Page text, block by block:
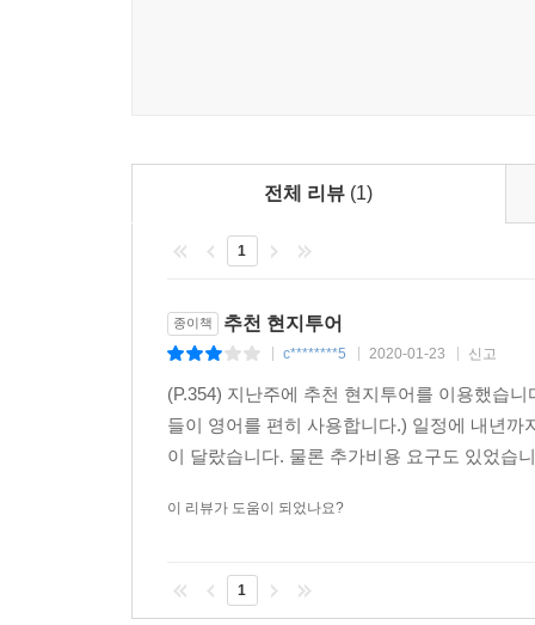
어디서 자느냐는 여행의 컨디션을 좌우할 만큼
쉬고 싶은 사람들을 위한 중상급 호텔, 옛 성이나
요금 정보까지 세세하게 안내해 자신의 예산과
최상의 스케줄, 완벽한 교통지침 등 유용한 꿀팁
가이드북의 핵심은 여행자에게 최적화된 동선
비행기에 타는 순간부터 여행지에 도착하기까지
길치여도 쉽게 알 수 있도록 골목길 하나까지 상
도시에서 도시로 이동할 때 이용하는 기차, 버스
D-day 별 미션을 통한 컨설팅으로 여행 준비 끝
전체 리뷰 (1)
1
종이책 추천 현지투어
c********5 2020-01-23 신고
(P.354) 지난주에 추천 현지투어를 이용했습
들이 영어를 편히 사용합니다.) 일정에 내년
이 달랐습니다. 물론 추가비용 요구도 있었습
이 리뷰가 도움이 되었나요?
1